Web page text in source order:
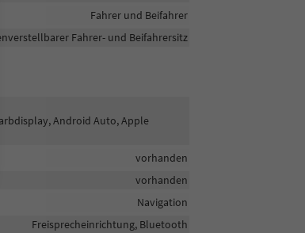
Fahrer und Beifahrer
Fahrer- und Beifahrersitz
Android Auto, Apple
vorhanden
vorhanden
Navigation
Freisprecheinrichtung, Bluetooth